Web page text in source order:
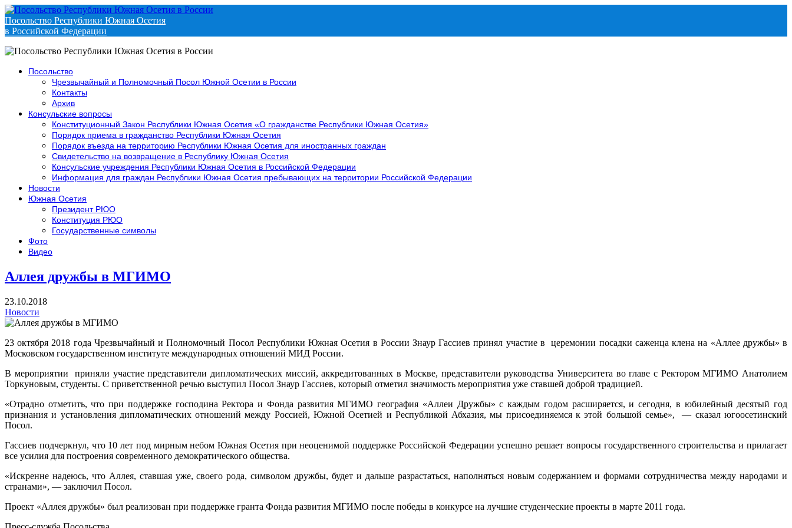
Посольство Республики Южная Осетия
в Российской Федерации
Посольство
Чрезвычайный и Полномочный Посол Южной Осетии в России
Контакты
Архив
Консульские вопросы
Конституционный Закон Республики Южная Осетия «О гражданстве Республики Южная Осетия»
Порядок приема в гражданство Республики Южная Осетия
Порядок въезда на территорию Республики Южная Осетия для иностранных граждан
Свидетельство на возвращение в Республику Южная Осетия
Консульские учреждения Республики Южная Осетия в Российской Федерации
Информация для граждан Республики Южная Осетия пребывающих на территории Российской Федерации
Новости
Южная Осетия
Президент РЮО
Конституция РЮО
Государственные символы
Фото
Видео
Аллея дружбы в МГИМО
23.10.2018
Новости
23 октября 2018 года Чрезвычайный и Полномочный Посол Республики Южная Осетия в России Знаур Гассиев принял участие в церемонии посадки саженца клена на «Аллее дружбы» в
Московском государственном институте международных отношений МИД России.
В мероприятии приняли участие представители дипломатических миссий, аккредитованных в Москве, представители руководства Университета во главе с Ректором МГИМО Анатолием
Торкуновым, студенты. С приветственной речью выступил Посол Знаур Гассиев, который отметил значимость мероприятия уже ставшей доброй традицией.
«Отрадно отметить, что при поддержке господина Ректора и Фонда развития МГИМО география «Аллеи Дружбы» с каждым годом расширяется, и сегодня, в юбилейный десятый год
признания и установления дипломатических отношений между Россией, Южной Осетией и Республикой Абхазия, мы присоединяемся к этой большой семье», — сказал югоосетинский
Посол.
Гассиев подчеркнул, что 10 лет под мирным небом Южная Осетия при неоценимой поддержке Российской Федерации успешно решает вопросы государственного строительства и прилагает
все усилия для построения современного демократического общества.
«Искренне надеюсь, что Аллея, ставшая уже, своего рода, символом дружбы, будет и дальше разрастаться, наполняться новым содержанием и формами сотрудничества между народами и
странами», — заключил Посол.
Проект «Аллея дружбы» был реализован при поддержке гранта Фонда развития МГИМО после победы в конкурсе на лучшие студенческие проекты в марте 2011 года.